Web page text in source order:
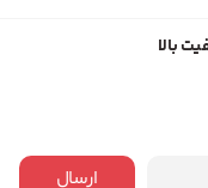
بالا
ارسال